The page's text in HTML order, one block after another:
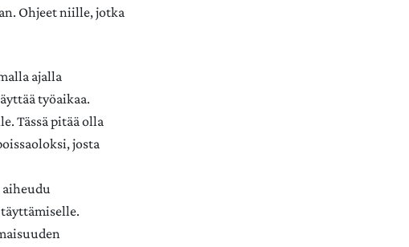
Ohjeet niille, jotka
ajalla
työaikaa.
Tässä pitää olla
josta